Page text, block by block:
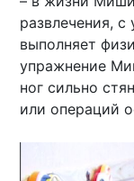
развлечения, с
выполняет
упражнение
ног сильно
или операций